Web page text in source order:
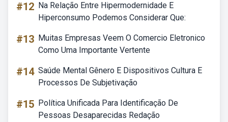
#12 Na Relação Entre Hipermodernidade E
Hiperconsumo Podemos Considerar Que:
#13 Muitas Empresas Veem O Comercio Eletronico
Como Uma Importante Vertente
#14 Saúde Mental Gênero E Dispositivos Cultura E
Processos De Subjetivação
#15 Política Unificada Para Identificação De
Pessoas Desaparecidas Redação